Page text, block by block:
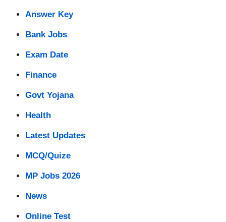
Answer Key
Bank Jobs
Exam Date
Finance
Govt Yojana
Health
Latest Updates
MCQ/Quize
MP Jobs 2026
News
Online Test